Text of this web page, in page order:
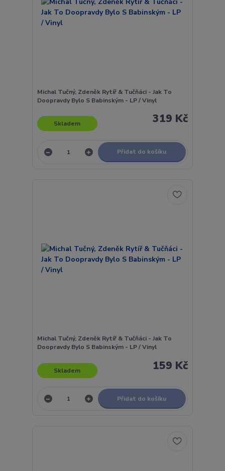
Michal Tučný, Zdeněk Rytíř & Tučňáci - Jak To
Doopravdy Bylo S Babinským - LP / Vinyl
319 Kč
Skladem
Přidat do košíku
Michal Tučný, Zdeněk Rytíř & Tučňáci - Jak To
Doopravdy Bylo S Babinským - LP / Vinyl
159 Kč
Skladem
Přidat do košíku